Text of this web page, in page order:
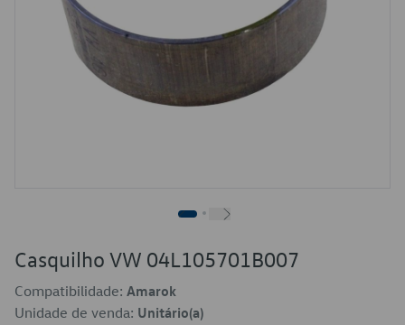
Casquilho VW 04L105701B007
Compatibilidade: Amarok
Unidade de venda: Unitário(a)